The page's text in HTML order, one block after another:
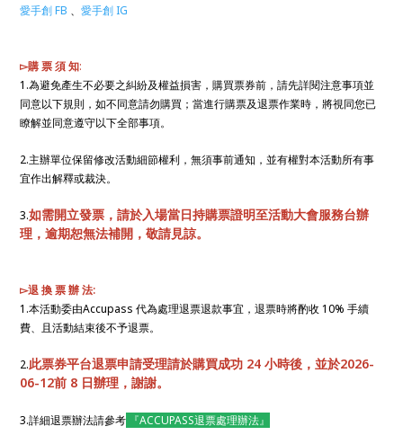
愛手創 FB 、愛手創 IG
▻購 票 須 知:
1.為避免產生不必要之糾紛及權益損害，購買票券前，請先詳閱注意事項並
同意以下規則，如不同意請勿購買；當進行購票及退票作業時，將視同您已
瞭解並同意遵守以下全部事項。
2.主辦單位保留修改活動細節權利，無須事前通知，並有權對本活動所有事
宜作出解釋或裁決。
3.如需開立發票，請於入場當日持購票證明至活動大會服務台辦
理，逾期恕無法補開，敬請見諒。
▻退 換 票 辦 法:
1.本活動委由Accupass 代為處理退票退款事宜，退票時將酌收 10% 手續
費、且活動結束後不予退票。
2.此票券平台退票申請受理請於購買成功 24 小時後，並於2026-
06-12前 8 日辦理，謝謝。
3.詳細退票辦法請參考 『ACCUPASS退票處理辦法』